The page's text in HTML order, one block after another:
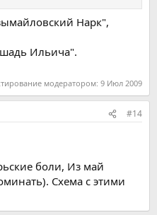
Нарк",
Ильича".
модератором: 9 Июл 2009
#14
боли, Из май
Схема с этими